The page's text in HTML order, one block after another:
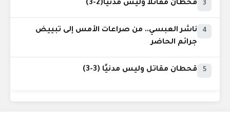
3 قحطان مقاتلاً وليس مدنياً(2-3)
4
ناشر العبسي.. من صراعات الأمس إلى تبييض
جرائم الحاضر
5 قحطان مقاتل وليس مدنيًا (3-3)